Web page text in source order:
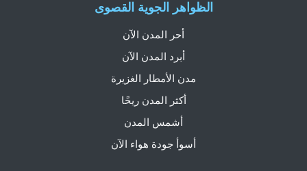
الظواهر الجوية القصوى
أحر المدن الآن
أبرد المدن الآن
مدن الأمطار الغزيرة
أكثر المدن ريحًا
أشمس المدن
أسوأ جودة هواء الآن